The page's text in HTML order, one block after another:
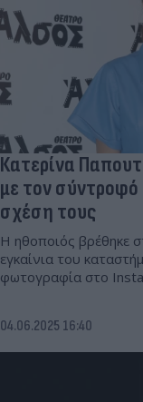
Κατερίνα
με τον
σχέση τους
Η ηθοποιός βρέθηκε
εγκαίνια του
φωτογραφία στο
04.06.2025 16:40